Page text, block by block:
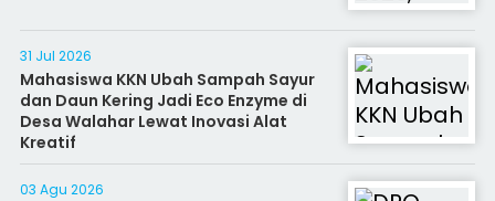
31 Jul 2026
Mahasiswa KKN Ubah Sampah Sayur
dan Daun Kering Jadi Eco Enzyme di
Desa Walahar Lewat Inovasi Alat
Kreatif
03 Agu 2026